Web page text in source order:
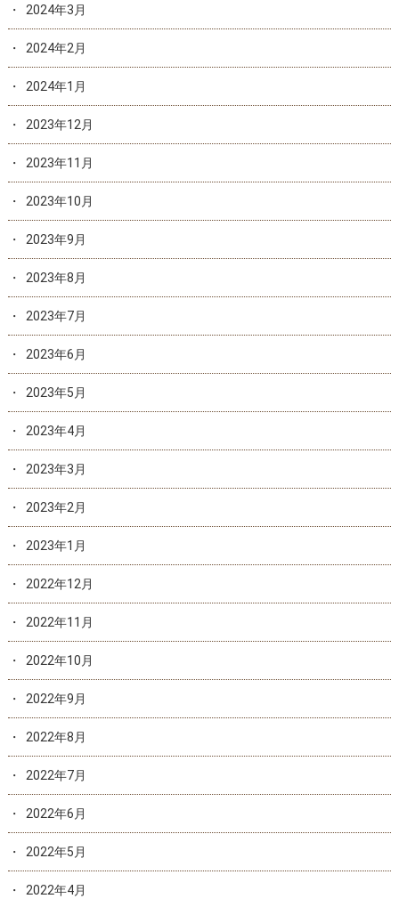
2024年3月
2024年2月
2024年1月
2023年12月
2023年11月
2023年10月
2023年9月
2023年8月
2023年7月
2023年6月
2023年5月
2023年4月
2023年3月
2023年2月
2023年1月
2022年12月
2022年11月
2022年10月
2022年9月
2022年8月
2022年7月
2022年6月
2022年5月
2022年4月